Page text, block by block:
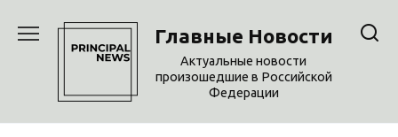
содержанию
Главные Новости
Актуальные новости
произошедшие в Российской
Федерации